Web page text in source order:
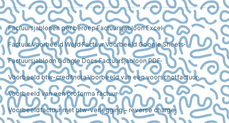
Factuursjablonen per beroepFactuursjabloon Excel
Factuur Voorbeeld Word Factuur Voorbeeld Google Sheets
Factuursjabloon Google DocsFactuursjabloon PDF
Voorbeeld btw-creditnotaVoorbeeld van een voorschotfactuur
Voorbeeld van een proforma factuur
Voorbeeldfactuur met btw-verlegging – reverse charge